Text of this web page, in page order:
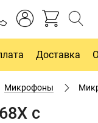
Доставка
Микрофоны
с